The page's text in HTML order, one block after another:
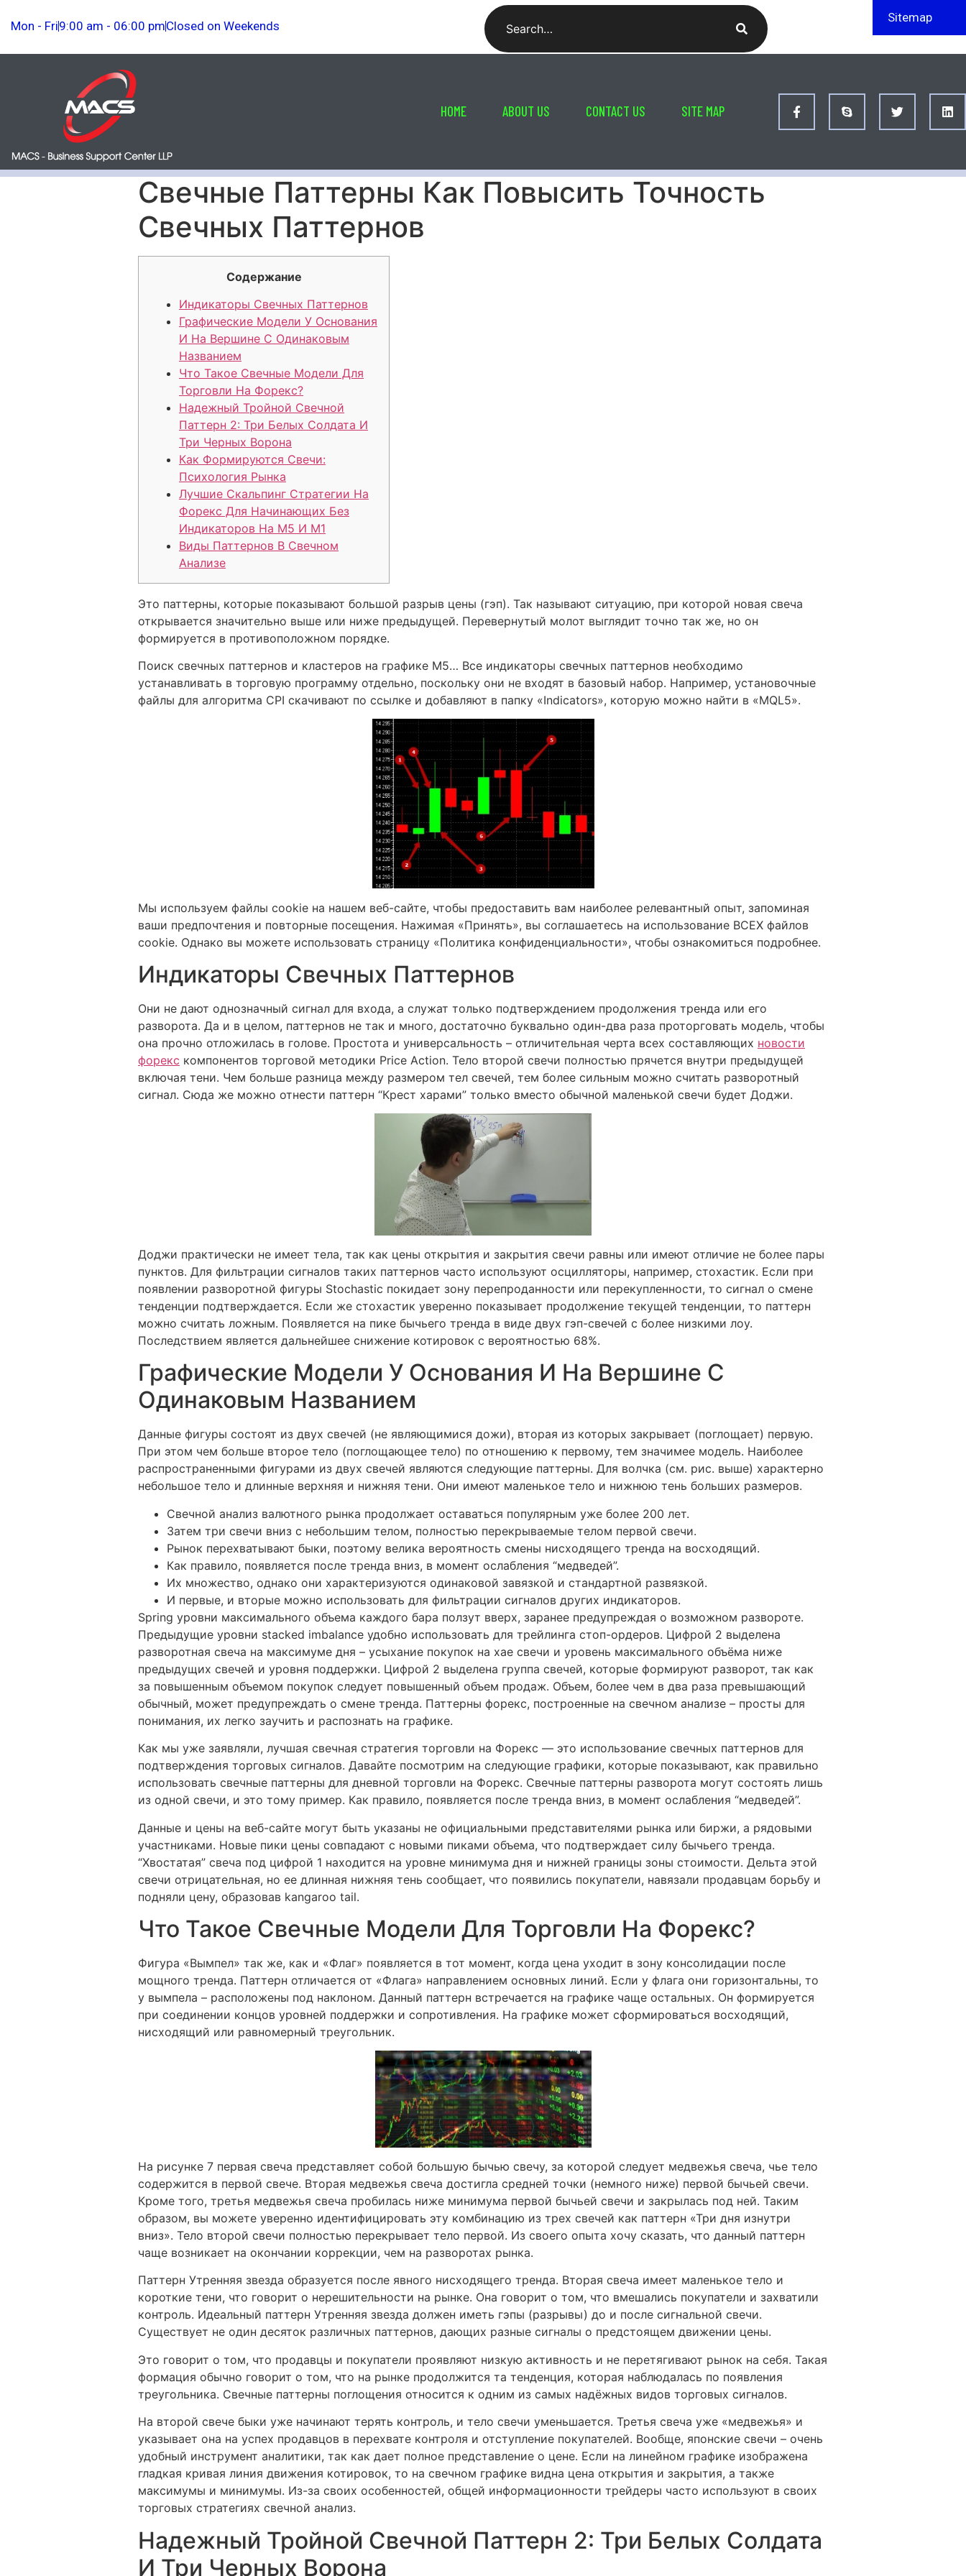
Mon - Fri9:00 am - 06:00 pmClosed on Weekends
Sitemap
HOME ABOUT US CONTACT US SITE MAP
Свечные Паттерны Как Повысить Точность
Свечных Паттернов
Содержание
Индикаторы Свечных Паттернов
Графические Модели У Основания
И На Вершине С Одинаковым
Названием
Что Такое Свечные Модели Для
Торговли На Форекс?
Надежный Тройной Свечной
Паттерн 2: Три Белых Солдата И
Три Черных Ворона
Как Формируются Свечи:
Психология Рынка
Лучшие Скальпинг Стратегии На
Форекс Для Начинающих Без
Индикаторов На М5 И М1
Виды Паттернов В Свечном
Анализе
Это паттерны, которые показывают большой разрыв цены (гэп). Так называют ситуацию, при которой новая свеча
открывается значительно выше или ниже предыдущей. Перевернутый молот выглядит точно так же, но он
формируется в противоположном порядке.
Поиск свечных паттернов и кластеров на графике М5… Все индикаторы свечных паттернов необходимо
устанавливать в торговую программу отдельно, поскольку они не входят в базовый набор. Например, установочные
файлы для алгоритма CPI скачивают по ссылке и добавляют в папку «Indicators», которую можно найти в «MQL5».
Мы используем файлы cookie на нашем веб-сайте, чтобы предоставить вам наиболее релевантный опыт, запоминая
ваши предпочтения и повторные посещения. Нажимая «Принять», вы соглашаетесь на использование ВСЕХ файлов
cookie. Однако вы можете использовать страницу «Политика конфиденциальности», чтобы ознакомиться подробнее.
Индикаторы Свечных Паттернов
Они не дают однозначный сигнал для входа, а служат только подтверждением продолжения тренда или его
разворота. Да и в целом, паттернов не так и много, достаточно буквально один-два раза проторговать модель, чтобы
она прочно отложилась в голове. Простота и универсальность – отличительная черта всех составляющих новости
форекс компонентов торговой методики Price Action. Тело второй свечи полностью прячется внутри предыдущей
включая тени. Чем больше разница между размером тел свечей, тем более сильным можно считать разворотный
сигнал. Сюда же можно отнести паттерн “Крест харами” только вместо обычной маленькой свечи будет Доджи.
Доджи практически не имеет тела, так как цены открытия и закрытия свечи равны или имеют отличие не более пары
пунктов. Для фильтрации сигналов таких паттернов часто используют осцилляторы, например, стохастик. Если при
появлении разворотной фигуры Stochastic покидает зону перепроданности или перекупленности, то сигнал о смене
тенденции подтверждается. Если же стохастик уверенно показывает продолжение текущей тенденции, то паттерн
можно считать ложным. Появляется на пике бычьего тренда в виде двух гэп-свечей с более низкими лоу.
Последствием является дальнейшее снижение котировок с вероятностью 68%.
Графические Модели У Основания И На Вершине С
Одинаковым Названием
Данные фигуры состоят из двух свечей (не являющимися дожи), вторая из которых закрывает (поглощает) первую.
При этом чем больше второе тело (поглощающее тело) по отношению к первому, тем значимее модель. Наиболее
распространенными фигурами из двух свечей являются следующие паттерны. Для волчка (см. рис. выше) характерно
небольшое тело и длинные верхняя и нижняя тени. Они имеют маленькое тело и нижнюю тень больших размеров.
Свечной анализ валютного рынка продолжает оставаться популярным уже более 200 лет.
Затем три свечи вниз с небольшим телом, полностью перекрываемые телом первой свечи.
Рынок перехватывают быки, поэтому велика вероятность смены нисходящего тренда на восходящий.
Как правило, появляется после тренда вниз, в момент ослабления “медведей”.
Их множество, однако они характеризуются одинаковой завязкой и стандартной развязкой.
И первые, и вторые можно использовать для фильтрации сигналов других индикаторов.
Spring уровни максимального объема каждого бара ползут вверх, заранее предупреждая о возможном развороте.
Предыдущие уровни stacked imbalance удобно использовать для трейлинга стоп-ордеров. Цифрой 2 выделена
разворотная свеча на максимуме дня – усыхание покупок на хае свечи и уровень максимального объёма ниже
предыдущих свечей и уровня поддержки. Цифрой 2 выделена группа свечей, которые формируют разворот, так как
за повышенным объемом покупок следует повышенный объем продаж. Объем, более чем в два раза превышающий
обычный, может предупреждать о смене тренда. Паттерны форекс, построенные на свечном анализе – просты для
понимания, их легко заучить и распознать на графике.
Как мы уже заявляли, лучшая свечная стратегия торговли на Форекс — это использование свечных паттернов для
подтверждения торговых сигналов. Давайте посмотрим на следующие графики, которые показывают, как правильно
использовать свечные паттерны для дневной торговли на Форекс. Свечные паттерны разворота могут состоять лишь
из одной свечи, и это тому пример. Как правило, появляется после тренда вниз, в момент ослабления “медведей”.
Данные и цены на веб-сайте могут быть указаны не официальными представителями рынка или биржи, а рядовыми
участниками. Новые пики цены совпадают с новыми пиками объема, что подтверждает силу бычьего тренда.
“Хвостатая” свеча под цифрой 1 находится на уровне минимума дня и нижней границы зоны стоимости. Дельта этой
свечи отрицательная, но ее длинная нижняя тень сообщает, что появились покупатели, навязали продавцам борьбу и
подняли цену, образовав kangaroo tail.
Что Такое Свечные Модели Для Торговли На Форекс?
Фигура «Вымпел» так же, как и «Флаг» появляется в тот момент, когда цена уходит в зону консолидации после
мощного тренда. Паттерн отличается от «Флага» направлением основных линий. Если у флага они горизонтальны, то
у вымпела – расположены под наклоном. Данный паттерн встречается на графике чаще остальных. Он формируется
при соединении концов уровней поддержки и сопротивления. На графике может сформироваться восходящий,
нисходящий или равномерный треугольник.
На рисунке 7 первая свеча представляет собой большую бычью свечу, за которой следует медвежья свеча, чье тело
содержится в первой свече. Вторая медвежья свеча достигла средней точки (немного ниже) первой бычьей свечи.
Кроме того, третья медвежья свеча пробилась ниже минимума первой бычьей свечи и закрылась под ней. Таким
образом, вы можете уверенно идентифицировать эту комбинацию из трех свечей как паттерн «Три дня изнутри
вниз». Тело второй свечи полностью перекрывает тело первой. Из своего опыта хочу сказать, что данный паттерн
чаще возникает на окончании коррекции, чем на разворотах рынка.
Паттерн Утренняя звезда образуется после явного нисходящего тренда. Вторая свеча имеет маленькое тело и
короткие тени, что говорит о нерешительности на рынке. Она говорит о том, что вмешались покупатели и захватили
контроль. Идеальный паттерн Утренняя звезда должен иметь гэпы (разрывы) до и после сигнальной свечи.
Существует не один десяток различных паттернов, дающих разные сигналы о предстоящем движении цены.
Это говорит о том, что продавцы и покупатели проявляют низкую активность и не перетягивают рынок на себя. Такая
формация обычно говорит о том, что на рынке продолжится та тенденция, которая наблюдалась по появления
треугольника. Свечные паттерны поглощения относится к одним из самых надёжных видов торговых сигналов.
На второй свече быки уже начинают терять контроль, и тело свечи уменьшается. Третья свеча уже «медвежья» и
указывает она на успех продавцов в перехвате контроля и отступление покупателей. Вообще, японские свечи – очень
удобный инструмент аналитики, так как дает полное представление о цене. Если на линейном графике изображена
гладкая кривая линия движения котировок, то на свечном графике видна цена открытия и закрытия, а также
максимумы и минимумы. Из-за своих особенностей, общей информационности трейдеры часто используют в своих
торговых стратегиях свечной анализ.
Надежный Тройной Свечной Паттерн 2: Три Белых Солдата
И Три Черных Ворона